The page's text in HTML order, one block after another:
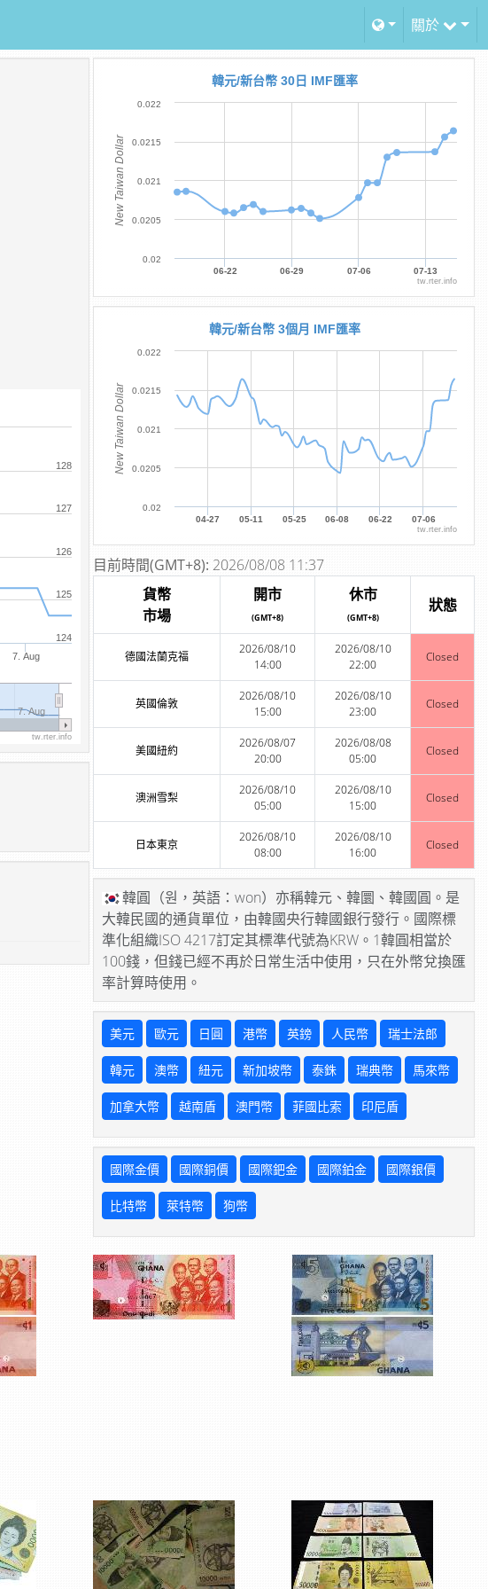
關於
7. Aug
7. Aug
124
125
126
127
128
tw.rter.info
New Taiwan Dollar
韓元/新台幣 30日 IMF匯率
06-22 06-29 07-06 07-13
0.02
0.0205
0.021
0.0215
0.022
tw.rter.info
New Taiwan Dollar
韓元/新台幣 3個月 IMF匯率
04-27 05-11 05-25 06-08 06-22 07-06
0.02
0.0205
0.021
0.0215
0.022
tw.rter.info
目前時間(GMT+8): 2026/08/08 11:37
貨幣
市場
開市
(GMT+8)
休市
(GMT+8)
狀態
德國法蘭克福
2026/08/10
14:00
2026/08/10
22:00
Closed
英國倫敦
2026/08/10
15:00
2026/08/10
23:00
Closed
美國紐約
2026/08/07
20:00
2026/08/08
05:00
Closed
澳洲雪梨
2026/08/10
05:00
2026/08/10
15:00
Closed
日本東京
2026/08/10
08:00
2026/08/10
16:00
Closed
韓圓（원，英語：won）亦稱韓元、韓圜、韓國圓。是
大韓民國的通貨單位，由韓國央行韓國銀行發行。國際標
準化組織ISO 4217訂定其標準代號為KRW。1韓圓相當於
100錢，但錢已經不再於日常生活中使用，只在外幣兌換匯
率計算時使用。
美元 歐元 日圓 港幣 英鎊 人民幣 瑞士法郎
韓元 澳幣 紐元 新加坡幣 泰銖 瑞典幣 馬來幣
加拿大幣 越南盾 澳門幣 菲國比索 印尼盾
國際金價 國際銅價 國際鈀金 國際鉑金 國際銀價
比特幣 萊特幣 狗幣